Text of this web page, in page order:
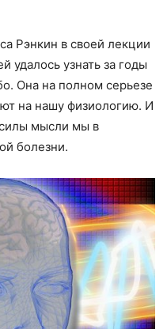
Рэнкин в своей лекции
удалось узнать за годы
Она на полном серьезе
на нашу физиологию. И
мысли мы в
болезни.